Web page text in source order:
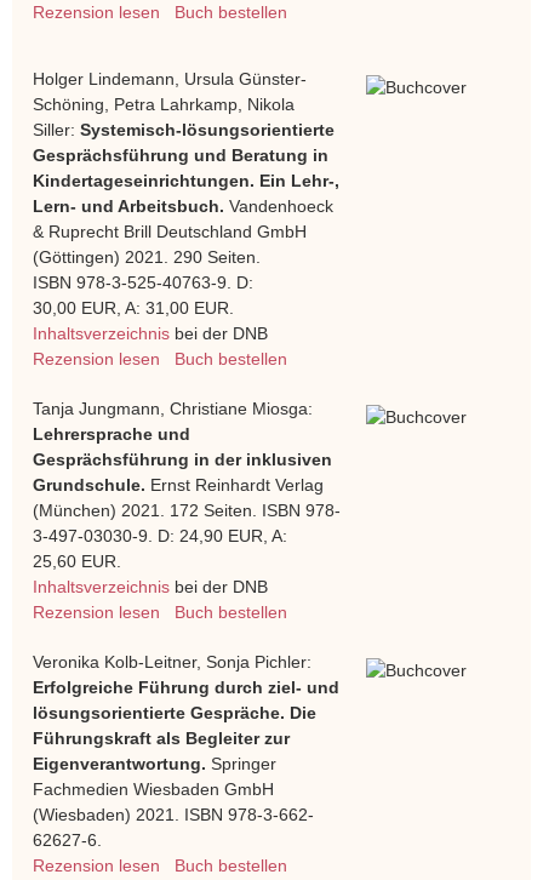
Rezension lesen
Buch bestellen
Holger Lindemann, Ursula Günster-
Schöning, Petra Lahrkamp, Nikola
Siller: Systemisch-lösungsorientierte
Gesprächsführung und Beratung in
Kindertageseinrichtungen. Ein Lehr-,
Lern- und Arbeitsbuch. Vandenhoeck
& Ruprecht Brill Deutschland GmbH
(Göttingen) 2021. 290 Seiten.
ISBN 978-3-525-40763-9. D:
30,00 EUR, A: 31,00 EUR.
Inhaltsverzeichnis bei der DNB
Rezension lesen
Buch bestellen
Tanja Jungmann, Christiane Miosga:
Lehrersprache und
Gesprächsführung in der inklusiven
Grundschule. Ernst Reinhardt Verlag
(München) 2021. 172 Seiten. ISBN 978-
3-497-03030-9. D: 24,90 EUR, A:
25,60 EUR.
Inhaltsverzeichnis bei der DNB
Rezension lesen
Buch bestellen
Veronika Kolb-Leitner, Sonja Pichler:
Erfolgreiche Führung durch ziel- und
lösungsorientierte Gespräche. Die
Führungskraft als Begleiter zur
Eigenverantwortung. Springer
Fachmedien Wiesbaden GmbH
(Wiesbaden) 2021. ISBN 978-3-662-
62627-6.
Rezension lesen
Buch bestellen